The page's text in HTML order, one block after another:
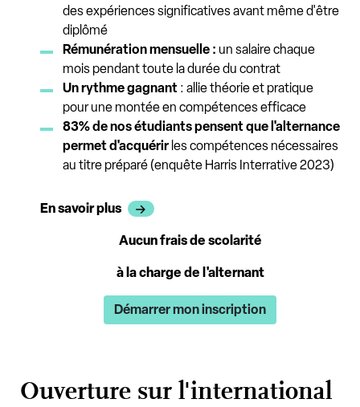
des expériences significatives avant même d'être
diplômé
Rémunération mensuelle : un salaire chaque
mois pendant toute la durée du contrat
Un rythme gagnant : allie théorie et pratique
pour une montée en compétences efficace
83% de nos étudiants pensent que l'alternance
permet d'acquérir les compétences nécessaires
au titre préparé (enquête Harris Interrative 2023)
En savoir plus
Aucun frais de scolarité
à la charge de l'alternant
Démarrer mon inscription
Ouverture sur l'international